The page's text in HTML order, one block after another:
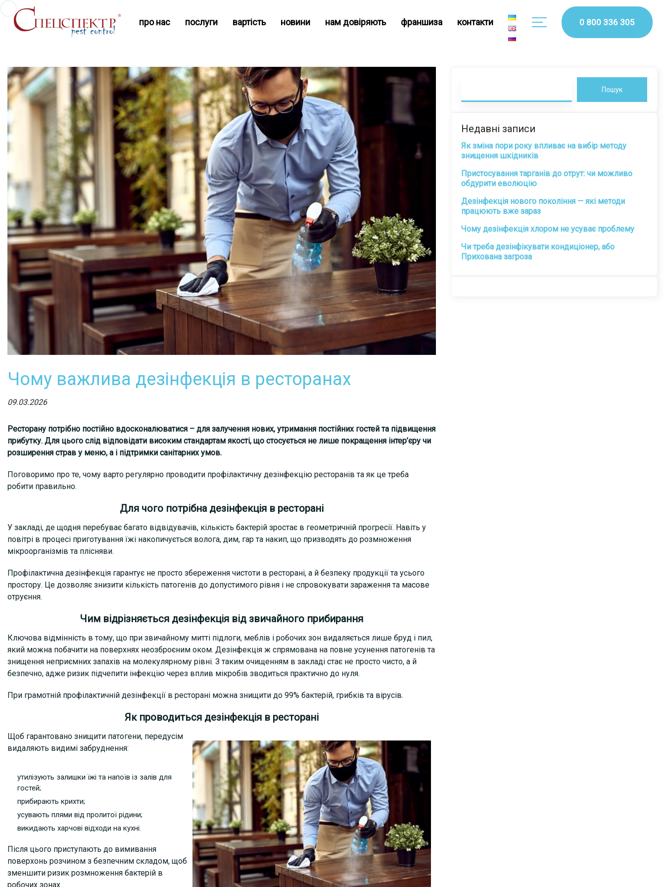
про нас послуги вартість новини нам довіряють франшиза контакти 0 800 336 305
Чому важлива дезінфекція в ресторанах
09.03.2026
Ресторану потрібно постійно вдосконалюватися – для залучення нових, утримання постійних гостей та підвищення
прибутку. Для цього слід відповідати високим стандартам якості, що стосується не лише покращення інтер’єру чи
розширення страв у меню, а і підтримки санітарних умов.
Поговоримо про те, чому варто регулярно проводити профілактичну дезінфекцію ресторанів та як це треба
робити правильно.
Для чого потрібна дезінфекція в ресторані
У закладі, де щодня перебуває багато відвідувачів, кількість бактерій зростає в геометричній прогресії. Навіть у
повітрі в процесі приготування їжі накопичується волога, дим, гар та накип, що призводять до розмноження
мікроорганізмів та плісняви.
Профілактична дезінфекція гарантує не просто збереження чистоти в ресторані, а й безпеку продукції та усього
простору. Це дозволяє знизити кількість патогенів до допустимого рівня і не спровокувати зараження та масове
отруєння.
Чим відрізняється дезінфекція від звичайного прибирання
Ключова відмінність в тому, що при звичайному митті підлоги, меблів і робочих зон видаляється лише бруд і пил,
який можна побачити на поверхнях неозброєним оком. Дезінфекція ж спрямована на повне усунення патогенів та
знищення неприємних запахів на молекулярному рівні. З таким очищенням в закладі стає не просто чисто, а й
безпечно, адже ризик підчепити інфекцію через вплив мікробів зводиться практично до нуля.
При грамотній профілактичній дезінфекції в ресторані можна знищити до 99% бактерій, грибків та вірусів.
Як проводиться дезінфекція в ресторані
Щоб гарантовано знищити патогени, передусім
видаляють видимі забруднення:
утилізують залишки їжі та напоїв із залів для
гостей;
прибирають крихти;
усувають плями від пролитої рідини;
викидають харчові відходи на кухні.
Після цього приступають до вимивання
поверхонь розчином з безпечним складом, щоб
зменшити ризик розмноження бактерій в
робочих зонах.
Пошук
Недавні записи
Як зміна пори року впливає на вибір методу
знищення шкідників
Пристосування тарганів до отрут: чи можливо
обдурити еволюцію
Дезінфекція нового покоління — які методи
працюють вже зараз
Чому дезінфекція хлором не усуває проблему
Чи треба дезінфікувати кондиціонер, або
Прихована загроза